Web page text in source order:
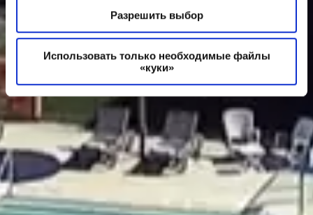
Разрешить выбор
Использовать только необходимые файлы
«куки»